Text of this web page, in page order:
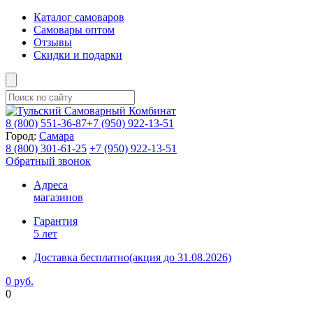
Каталог самоваров
Самовары оптом
Отзывы
Скидки и подарки
8 (800) 551-36-87+7 (950) 922-13-51
Город: Самара
8 (800) 301-61-25 +7 (950) 922-13-51
Обратный звонок
Адреса
магазинов
Гарантия
5 лет
Доставка бесплатно(акция до 31.08.2026)
0 руб.
0